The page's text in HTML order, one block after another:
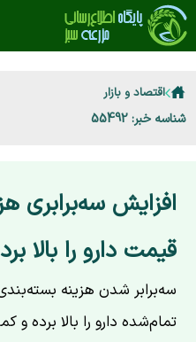
اقتصاد و بازار
شناسه خبر: 55492
افزایش سه‌برابری
قیمت دارو را بالا برد
تمام‌شده دارو را بالا برده و